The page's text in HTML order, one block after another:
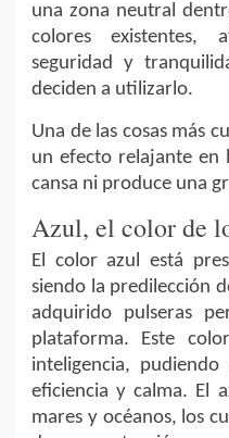
una zona neutral
colores existentes,
seguridad y
deciden a utilizarlo.
Una de las cosas más
un efecto relajante en
cansa ni produce una
Azul, el color de
El color azul está
siendo la predilección
adquirido pulseras
plataforma. Este
inteligencia,
eficiencia y calma. El
mares y océanos, los